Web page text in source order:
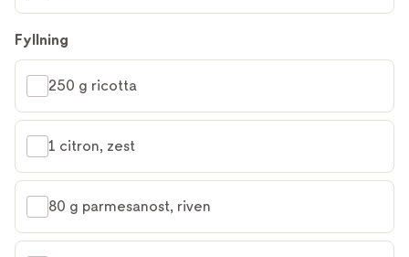
Fyllning
250 g ricotta
1 citron, zest
80 g parmesanost, riven